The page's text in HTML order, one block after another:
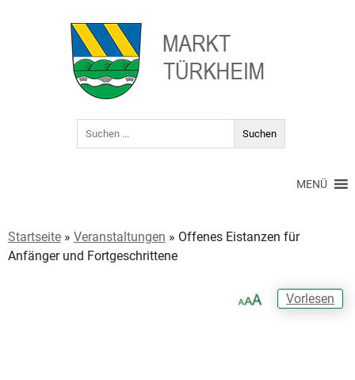
MENÜ
Startseite» Veranstaltungen » Offenes Eistanzen für
Anfänger und Fortgeschrittene
Vorlesen